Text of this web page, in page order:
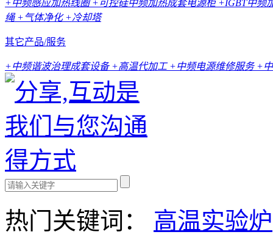
+中频感应加热线圈+可控硅中频加热成套电源柜+IGBT中频
绳 +气体净化+冷却塔
其它产品/服务
+中频谐波治理成套设备 +高温代加工+中频电源维修服务 +
热门关键词： 高温实验炉